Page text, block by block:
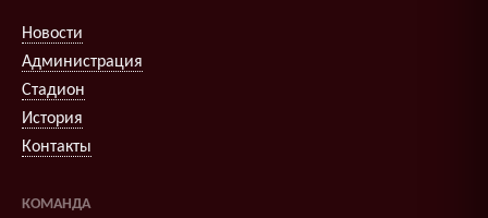
Новости
Администрация
Стадион
История
Контакты
КОМАНДА